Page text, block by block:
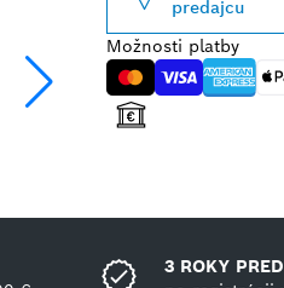
predajcu
Možnosti platby
3 ROKY